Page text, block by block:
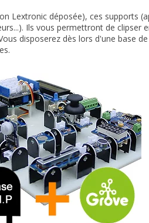
Lextronic déposée), ces supports
Ils vous permettront de
disposerez dès lors d'une base